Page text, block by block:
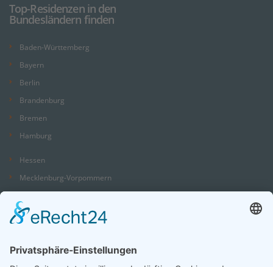
Top-Residenzen in den
Bundesländern finden
Baden-Württemberg
Bayern
Berlin
Brandenburg
Bremen
Hamburg
Hessen
Mecklenburg-Vorpommern
Niedersachsen
Nordrhein-Westfalen
Saarland